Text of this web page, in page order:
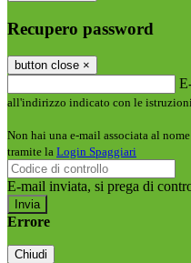
Recupero password
button close ×
all'indirizzo indicato con le istruzioni
Non hai una e-mail associata al
tramite la Login Spaggiari
E-mail inviata, si prega di
Errore
Chiudi